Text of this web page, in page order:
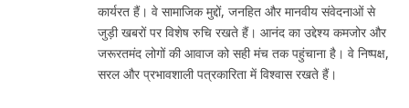
कार्यरत हैं। वे सामाजिक मुद्दों, जनहित और मानवीय संवेदनाओं से
जुड़ी खबरों पर विशेष रुचि रखते हैं। आनंद का उद्देश्य कमजोर और
जरूरतमंद लोगों की आवाज को सही मंच तक पहुंचाना है। वे निष्पक्ष,
सरल और प्रभावशाली पत्रकारिता में विश्वास रखते हैं।